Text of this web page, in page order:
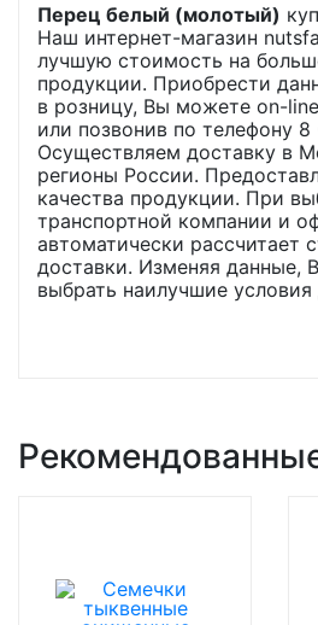
Перец белый (молотый)
Наш интернет-магазин
лучшую стоимость на
продукции. Приобрести
в розницу, Вы можете on-
или позвонив по телефону
Осуществляем доставку в
регионы России.
качества продукции. При
транспортной компании и
автоматически рассчитает
доставки. Изменяя данные,
выбрать наилучшие условия